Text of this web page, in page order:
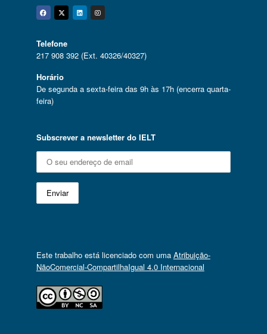
Facebook
Twitter
Linkedin
Instagram
Telefone
217 908 392 (Ext. 40326/40327)
Horário
De segunda a sexta-feira das 9h às 17h (encerra quarta-
feira)
Subscrever a newsletter do IELT
Este trabalho está licenciado com uma Atribuição-
NãoComercial-CompartilhaIgual 4.0 Internacional